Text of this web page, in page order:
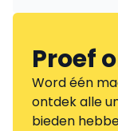
Proef
Word één
ontdek alle
bieden